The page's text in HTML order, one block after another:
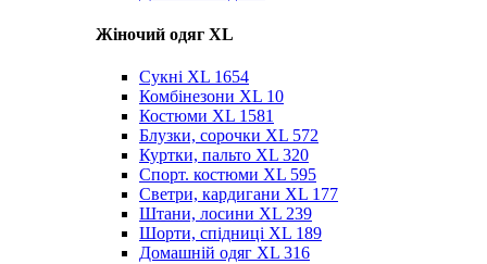
Жіночий одяг XL
Cукні XL 1654
Комбінезони XL 10
Костюми XL 1581
Блузки, сорочки XL 572
Куртки, пальто XL 320
Спорт. костюми XL 595
Светри, кардигани XL 177
Штани, лосини XL 239
Шорти, спідниці XL 189
Домашній одяг XL 316